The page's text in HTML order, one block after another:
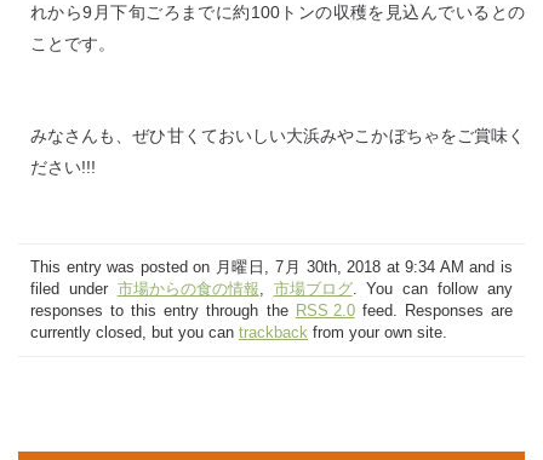
れから9月下旬ごろまでに約100トンの収穫を見込んでいるとの
ことです。
みなさんも、ぜひ甘くておいしい大浜みやこかぼちゃをご賞味く
ださい!!!
This entry was posted on 月曜日, 7月 30th, 2018 at 9:34 AM and is
filed under 市場からの食の情報, 市場ブログ. You can follow any
responses to this entry through the RSS 2.0feed. Responses are
currently closed, but you can trackback from your own site.